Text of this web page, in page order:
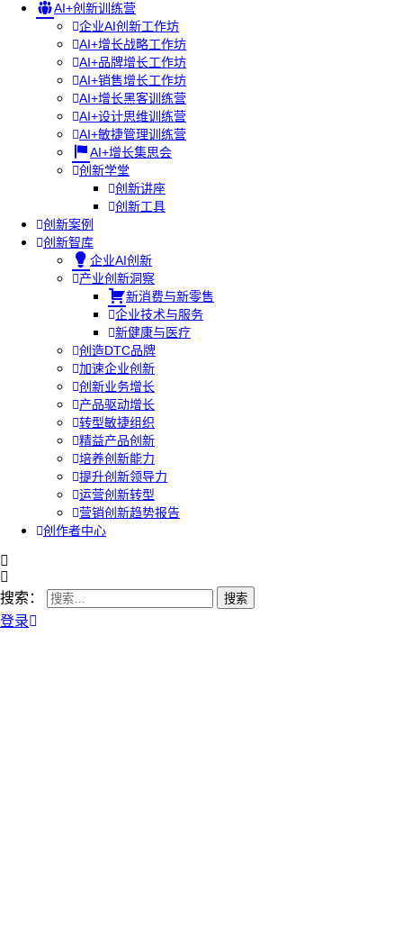
AI+创新训练营
企业AI创新工作坊
AI+增长战略工作坊
AI+品牌增长工作坊
AI+销售增长工作坊
AI+增长黑客训练营
AI+设计思维训练营
AI+敏捷管理训练营
AI+增长集思会
创新学堂
创新讲座
创新工具
创新案例
创新智库
企业AI创新
产业创新洞察
新消费与新零售
企业技术与服务
新健康与医疗
创造DTC品牌
加速企业创新
创新业务增长
产品驱动增长
转型敏捷组织
精益产品创新
培养创新能力
提升创新领导力
运营创新转型
营销创新趋势报告
创作者中心
搜索：
登录